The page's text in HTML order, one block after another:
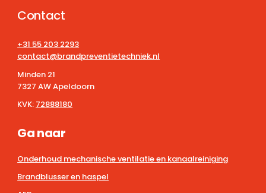
Contact
+31 55 203 2293
contact@brandpreventietechniek.nl
Minden 21
7327 AW Apeldoorn
KVK: 72888180
Ga naar
Onderhoud mechanische ventilatie en kanaalreiniging
Brandblusser en haspel